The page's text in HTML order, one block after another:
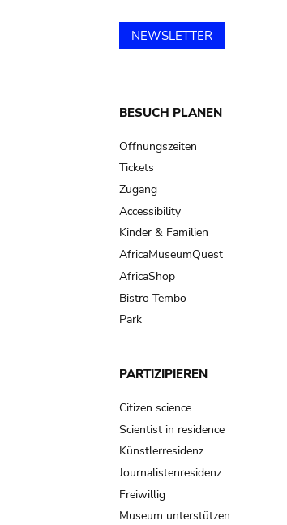
NEWSLETTER
Main
navigation
BESUCH PLANEN
Öffnungszeiten
Tickets
Zugang
Accessibility
Kinder & Familien
AfricaMuseumQuest
AfricaShop
Bistro Tembo
Park
PARTIZIPIEREN
Citizen science
Scientist in residence
Künstlerresidenz
Journalistenresidenz
Freiwillig
Museum unterstützen